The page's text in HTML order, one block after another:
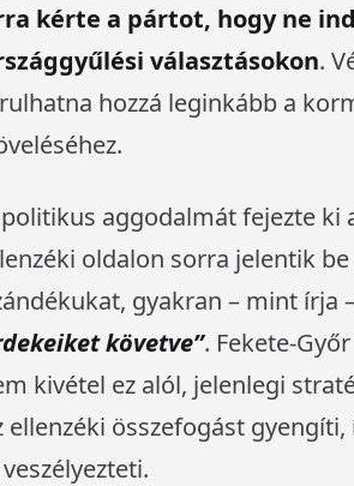
kérte a pártot, hogy ne
választásokon.
hozzá leginkább a
aggodalmát fejezte ki
oldalon sorra jelentik
gyakran – mint írja
követve”. Fekete-
kivétel ez alól, jelenlegi
ellenzéki összefogást